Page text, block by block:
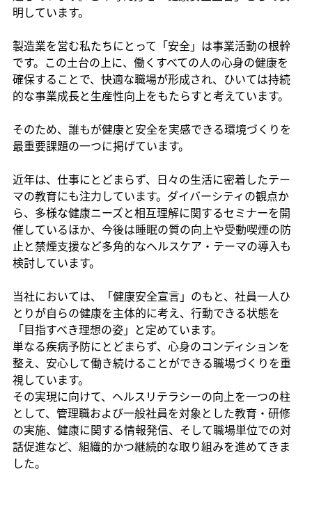
明しています。
製造業を営む私たちにとって「安全」は事業活動の根幹
です。この土台の上に、働くすべての人の心身の健康を
確保することで、快適な職場が形成され、ひいては持続
的な事業成長と生産性向上をもたらすと考えています。
そのため、誰もが健康と安全を実感できる環境づくりを
最重要課題の一つに掲げています。
近年は、仕事にとどまらず、日々の生活に密着したテー
マの教育にも注力しています。ダイバーシティの観点か
ら、多様な健康ニーズと相互理解に関するセミナーを開
催しているほか、今後は睡眠の質の向上や受動喫煙の防
止と禁煙支援など多角的なヘルスケア・テーマの導入も
検討しています。
当社においては、「健康安全宣言」のもと、社員一人ひ
とりが自らの健康を主体的に考え、行動できる状態を
「目指すべき理想の姿」と定めています。
単なる疾病予防にとどまらず、心身のコンディションを
整え、安心して働き続けることができる職場づくりを重
視しています。
その実現に向けて、ヘルスリテラシーの向上を一つの柱
として、管理職および一般社員を対象とした教育・研修
の実施、健康に関する情報発信、そして職場単位での対
話促進など、組織的かつ継続的な取り組みを進めてきま
した。